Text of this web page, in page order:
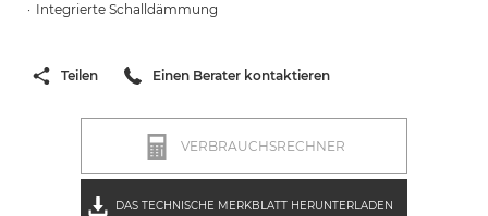
Integrierte Schalldämmung
Teilen Einen Berater kontaktieren
VERBRAUCHSRECHNER
DAS TECHNISCHE MERKBLATT HERUNTERLADEN